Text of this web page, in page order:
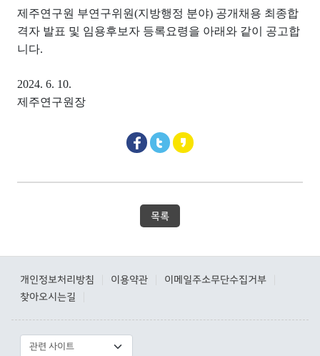
제주연구원 부연구위원(지방행정 분야) 공개채용 최종합
격자 발표 및 임용후보자 등록요령을 아래와 같이 공고합
니다.
2024. 6. 10.
제주연구원장
목록
개인정보처리방침 이용약관 이메일주소무단수집거부
찾아오시는길